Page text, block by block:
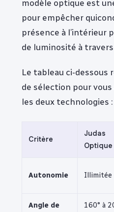
modèle optique est
pour empêcher
présence à l’intérieur
de luminosité à travers
Le tableau ci-dessous
de sélection pour
les deux technologies :
Critère
Judas
Optique
Autonomie Illimitée
Angle de
160° à